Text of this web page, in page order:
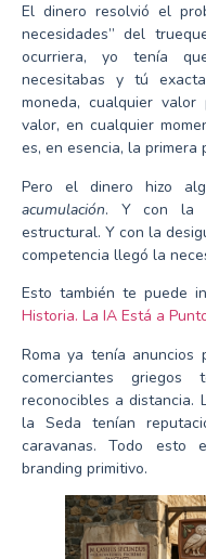
El dinero resolvió el
necesidades” del
ocurriera, yo tenía
necesitabas y tú
moneda, cualquier
valor, en cualquier
es, en esencia, la
Pero el dinero hizo
acumulación. Y con la
estructural. Y con la
competencia llegó la
Esto también te puede
Historia. La IA Está a
Roma ya tenía anuncios
comerciantes
reconocibles a distancia.
la Seda tenían
caravanas. Todo esto
branding primitivo.